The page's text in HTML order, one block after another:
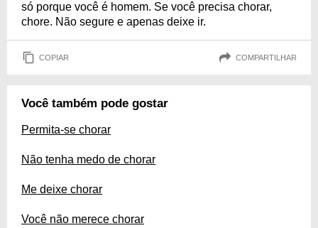
só porque você é homem. Se você precisa chorar,
chore. Não segure e apenas deixe ir.
COPIAR COMPARTILHAR
Você também pode gostar
Permita-se chorar
Não tenha medo de chorar
Me deixe chorar
Você não merece chorar